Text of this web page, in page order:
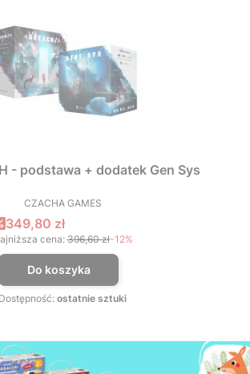
- podstawa + dodatek Gen Sys
PRODUCENT
CZACHA GAMES
Cena promocyjna
349,80 zł
cena: 396,60 zł-12%
Do koszyka
Dostępność: ostatnie sztuki